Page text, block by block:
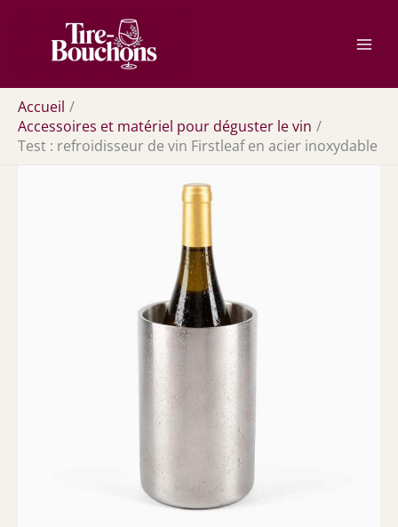
contenu
Accueil
Accessoires et matériel pour déguster le vin
Test : refroidisseur de vin Firstleaf en acier inoxydable